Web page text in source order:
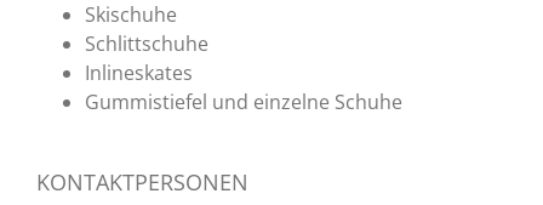
Skischuhe
Schlittschuhe
Inlineskates
Gummistiefel und einzelne Schuhe
KONTAKTPERSONEN